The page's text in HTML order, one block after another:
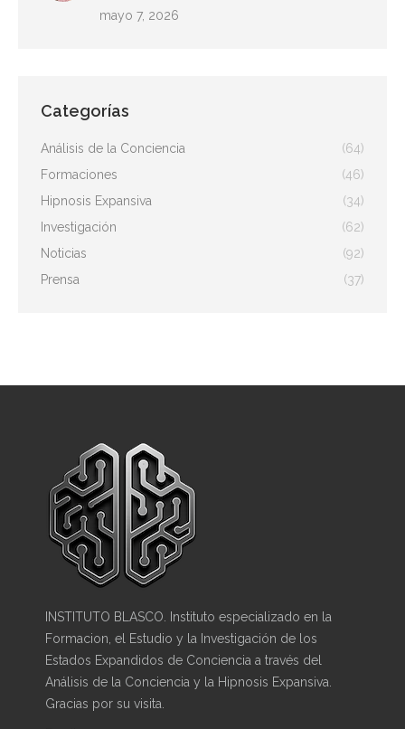
mayo 7, 2026
Categorías
Análisis de la Conciencia
(64)
Formaciones
(46)
Hipnosis Expansiva
(34)
Investigación
(62)
Noticias
(92)
Prensa
(37)
INSTITUTO BLASCO. Instituto especializado en la
Formacion, el Estudio y la Investigación de los
Estados Expandidos de Conciencia a través del
Análisis de la Conciencia y la Hipnosis Expansiva.
Gracias por su visita.